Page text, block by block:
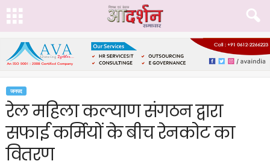
जनपद
रेल महिला कल्याण संगठन द्वारा
सफाई कर्मियों के बीच रेनकोट का
वितरण